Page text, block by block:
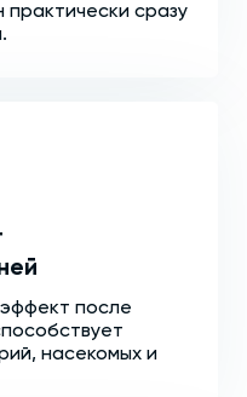
практически сразу
после
насекомых и